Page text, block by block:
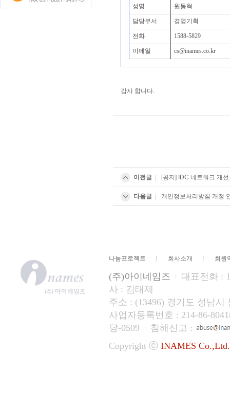
성명
원동혁
담당부서 경영기획
전화 1588-5829
이메일 cs@inames.co.kr
감사 합니다.
이전글 | [공지] IDC 네트워크 개
다음글 | 개인정보처리방침 개정
나눔프로젝트 회사소개 회원
(주)아이네임즈
대표전화 :
사 : 김태제
주소 : (13496) 경기도 성남
사업자등록번호 : 214-86-
당-0509
침해신고 :
Copyright ⓒ INAMES Co.,Ltd.